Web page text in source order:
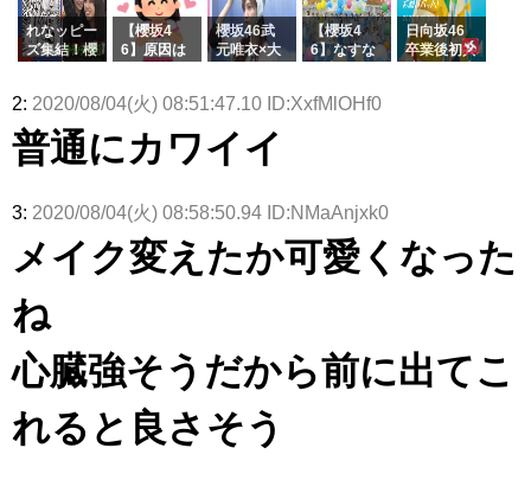
でいた理由
e or Brea
k』オフィ
シャルグッ
ズ絶賛販売
玉に取る大
沼晶保【く
りぃむナン
タラ】
ラーム所属
に。これで
事務所に所
属している
れなッピー
ズ集結！櫻
理子、8/6
「ラヴィッ
ト！」水曜
スタジオ出
【櫻坂4
6】原因は
uddiesを
る...
櫻坂46武
元唯衣×大
カップお姉
【くりぃむ
ナンタラ】
【櫻坂4
6】なすな
2曲目っ
日向坂46
卒業後初共
2: 2020/08/04(火) 08:51:47.10 ID:XxfMlOHf0
普通にカワイイ
3: 2020/08/04(火) 08:58:50.94 ID:NMaAnjxk0
メイク変えたか可愛くなった
ね
心臓強そうだから前に出てこ
れると良さそう